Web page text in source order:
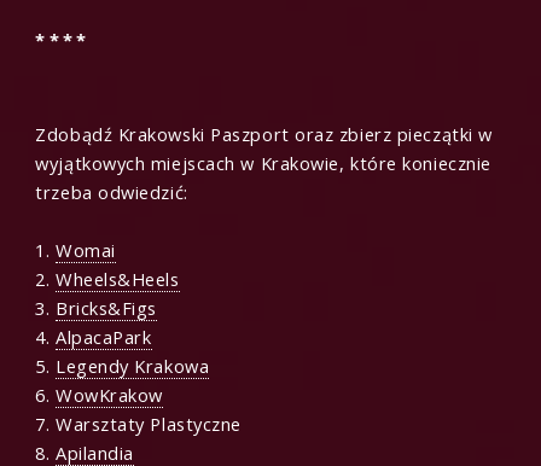
****
Zdobądź Krakowski Paszport oraz zbierz pieczątki w
wyjątkowych miejscach w Krakowie, które koniecznie
trzeba odwiedzić:
1. Womai
2. Wheels&Heels
3. Bricks&Figs
4. AlpacaPark
5. Legendy Krakowa
6. WowKrakow
7. Warsztaty Plastyczne
8. Apilandia